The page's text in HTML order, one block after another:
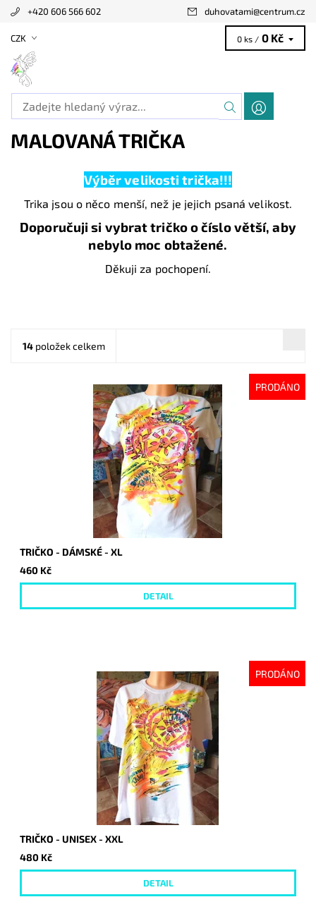
+420 606 566 602 duhovatami@centrum.cz
CZK 0 ks / 0 Kč
MALOVANÁ TRIČKA
Výběr velikosti trička!!!
Trika jsou o něco menší, než je jejich psaná velikost.
Doporučuji si vybrat tričko o číslo větší, aby
nebylo moc obtažené.
Děkuji za pochopení.
14 položek celkem
PRODÁNO
TRIČKO - DÁMSKÉ - XL
460 Kč
DETAIL
PRODÁNO
TRIČKO - UNISEX - XXL
480 Kč
DETAIL